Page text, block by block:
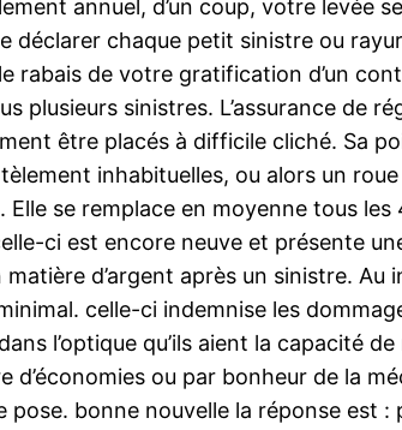
annuel, d’un coup, votre levée
déclarer chaque petit sinistre ou
de votre gratification d’un
plusieurs sinistres. L’assurance de
être placés à difficile cliché. Sa
inhabituelles, ou alors un
se remplace en moyenne tous les
ci est encore neuve et présente
d’argent après un sinistre. Au
celle-ci indemnise les
l’optique qu’ils aient la capacité
ou par bonheur de la
bonne nouvelle la réponse est :